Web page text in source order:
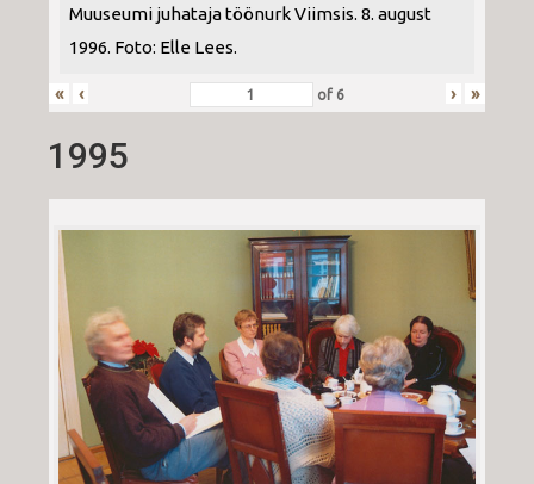
Muuseumi juhataja töönurk Viimsis. 8. august
1996. Foto: Elle Lees.
« ‹ of 6 › »
1995